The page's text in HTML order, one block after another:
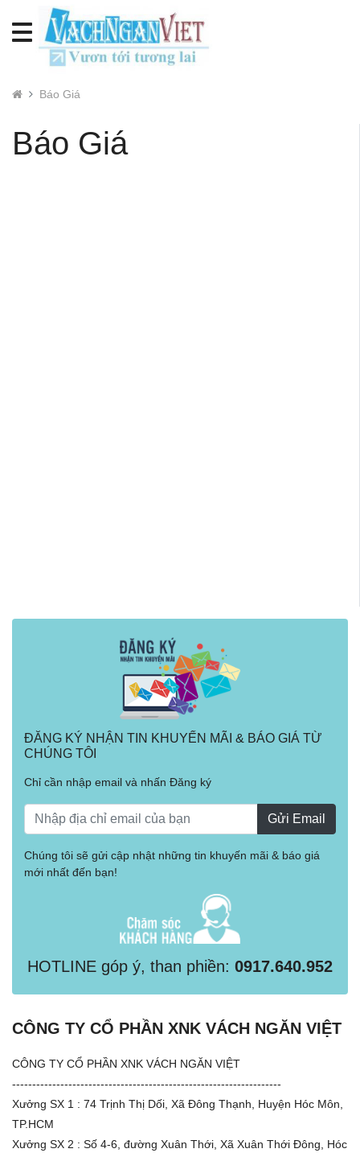
Báo Giá
Báo Giá
ĐĂNG KÝ NHẬN TIN KHUYẾN MÃI & BÁO GIÁ TỪ
CHÚNG TÔI
Chỉ cần nhập email và nhấn Đăng ký
Gửi Email
Chúng tôi sẽ gửi cập nhật những tin khuyến mãi & báo giá
mới nhất đến bạn!
HOTLINE góp ý, than phiền: 0917.640.952
CÔNG TY CỔ PHẦN XNK VÁCH NGĂN VIỆT
CÔNG TY CỔ PHẦN XNK VÁCH NGĂN VIỆT
-------------------------------------------------------------------
Xưởng SX 1 : 74 Trịnh Thị Dối, Xã Đông Thạnh, Huyện Hóc Môn,
TP.HCM
Xưởng SX 2 : Số 4-6, đường Xuân Thới, Xã Xuân Thới Đông, Hóc